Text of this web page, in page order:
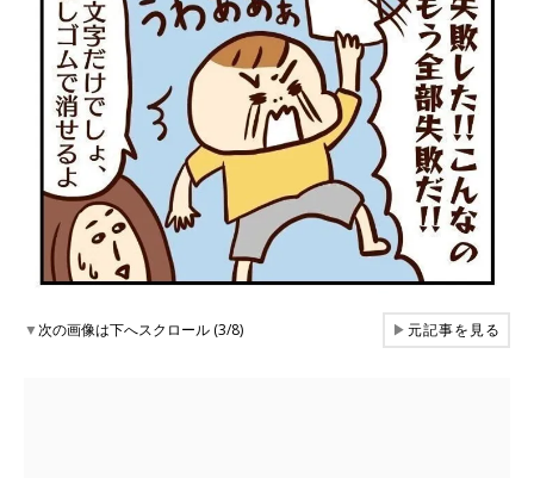
▼次の画像は下へスクロール (3/8) ▶元記事を見る